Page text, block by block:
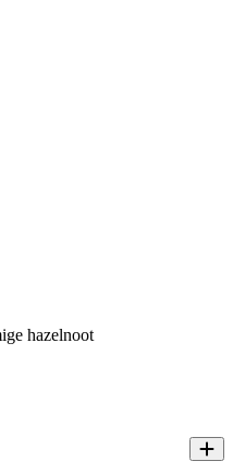
hazelnoot